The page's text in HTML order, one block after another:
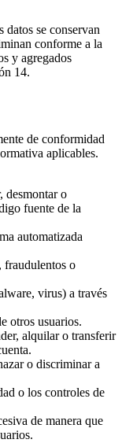
datos se conservan
conforme a la
y agregados
14.
de conformidad
aplicables.
desmontar o
fuente de la
automatizada
fraudulentos o
virus) a través
otros usuarios.
alquilar o transferir
o discriminar a
o los controles de
de manera que